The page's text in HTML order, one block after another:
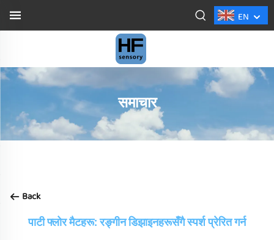
EN
समाचार
Back
पाटी फ्लोर मैटहरू: रङ्गीन डिझाइनहरूसँगै स्पर्श प्रेरित गर्न